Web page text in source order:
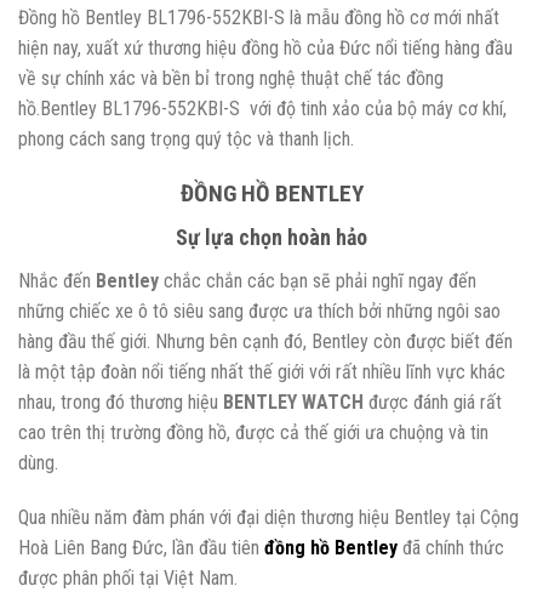
Đồng hồ Bentley BL1796-552KBI-S là mẫu đồng hồ cơ mới nhất
hiện nay, xuất xứ thương hiệu đồng hồ của Đức nổi tiếng hàng đầu
về sự chính xác và bền bỉ trong nghệ thuật chế tác đồng
hồ.Bentley BL1796-552KBI-S với độ tinh xảo của bộ máy cơ khí,
phong cách sang trọng quý tộc và thanh lịch.
ĐỒNG HỒ BENTLEY
Sự lựa chọn hoàn hảo
Nhắc đến Bentley chắc chắn các bạn sẽ phải nghĩ ngay đến
những chiếc xe ô tô siêu sang được ưa thích bởi những ngôi sao
hàng đầu thế giới. Nhưng bên cạnh đó, Bentley còn được biết đến
là một tập đoàn nổi tiếng nhất thế giới với rất nhiều lĩnh vực khác
nhau, trong đó thương hiệu BENTLEY WATCH được đánh giá rất
cao trên thị trường đồng hồ, được cả thế giới ưa chuộng và tin
dùng.
Qua nhiều năm đàm phán với đại diện thương hiệu Bentley tại Cộng
Hoà Liên Bang Đức, lần đầu tiên đồng hồ Bentley đã chính thức
được phân phối tại Việt Nam.